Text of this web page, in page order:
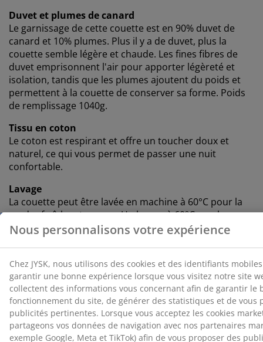
Duvet et plumes de canard
Le garnissage de cette couette est en 90% duvet de
canard et 10% plumes. Plus il y a de duvet, plus la
couette semble légère et chaude. Les fines fibres de
duvet emprisonnent l'air pour apporter légèreté et
isolation, tandis que les plumes ajoutent du poids et
permettent à la couette de conserver sa forme. Poids
de remplissage 1040g.
Tissu en coton
Le coton est respirant et offre un toucher doux et
naturel, ce qui vous permet de passer une nuit
confortable.
Lavage
La couette peut être lavée en machine à 60°C pour la
garder fraîche et propre. Un lavage à 60°C ou plus
éliminera les acariens indésirables du tissu. Utilisez un
détergent sans enzymes adapté aux rembourrages
OEKO-TEX® STANDARD 100
Ce produit est certifié OEKO-TEX®STANDARD 100. Cela
signifie que chaque composant est testé par des
instituts OEKO-TEX®indépendants et respecte des
limites strictes en matière de substances nocives.